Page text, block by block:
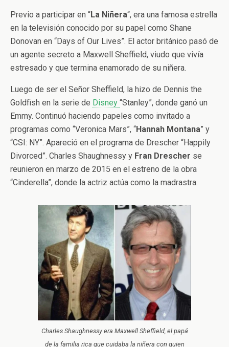
Previo a participar en “La Niñera“, era una famosa estrella
en la televisión conocido por su papel como Shane
Donovan en “Days of Our Lives”. El actor británico pasó de
un agente secreto a Maxwell Sheffield, viudo que vivía
estresado y que termina enamorado de su niñera.
Luego de ser el Señor Sheffield, la hizo de Dennis the
Goldfish en la serie de Disney “Stanley”, donde ganó un
Emmy. Continuó haciendo papeles como invitado a
programas como “Veronica Mars”, “Hannah Montana” y
“CSI: NY”. Apareció en el programa de Drescher “Happily
Divorced”. Charles Shaughnessy y Fran Drescher se
reunieron en marzo de 2015 en el estreno de la obra
“Cinderella”, donde la actriz actúa como la madrastra.
Charles Shaughnessy era Maxwell Sheffield, el papá
de la familia rica que cuidaba la niñera con quien